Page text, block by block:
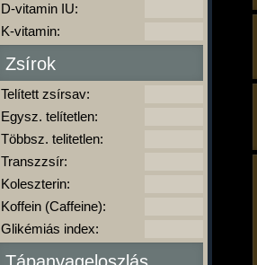
D-vitamin IU:
K-vitamin:
Zsírok
Telített zsírsav:
Egysz. telítetlen:
Többsz. telitetlen:
Transzzsír:
Koleszterin:
Koffein (Caffeine):
Glikémiás index: